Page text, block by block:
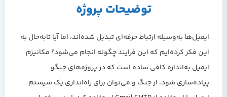
توضیحات پروژه
ایمیل‌ها به‌وسیله ارتباط حرفه‌ای تبدیل شده‌اند، اما آیا تابه‌حال به
این فکر کرده‌ایم که این فرایند چگونه انجام می‌شود؟ مکانیزم
ایمیل به‌اندازه کافی ساده است که در پروژه‌های جنگو
پیاده‌سازی شود. از جنگ و می‌توان برای راه‌اندازی یک سیستم